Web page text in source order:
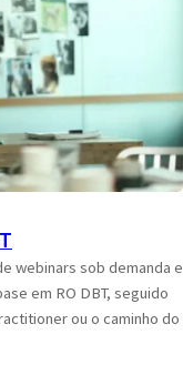
webinars sob demanda e
em RO DBT, seguido
ou o caminho do